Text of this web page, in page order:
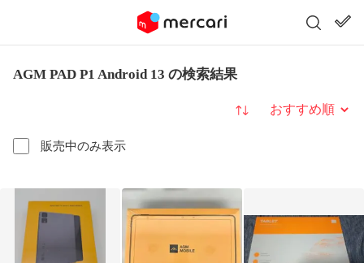
AGM PAD P1 Android 13 の検索結果
販売中のみ表示
並び替え